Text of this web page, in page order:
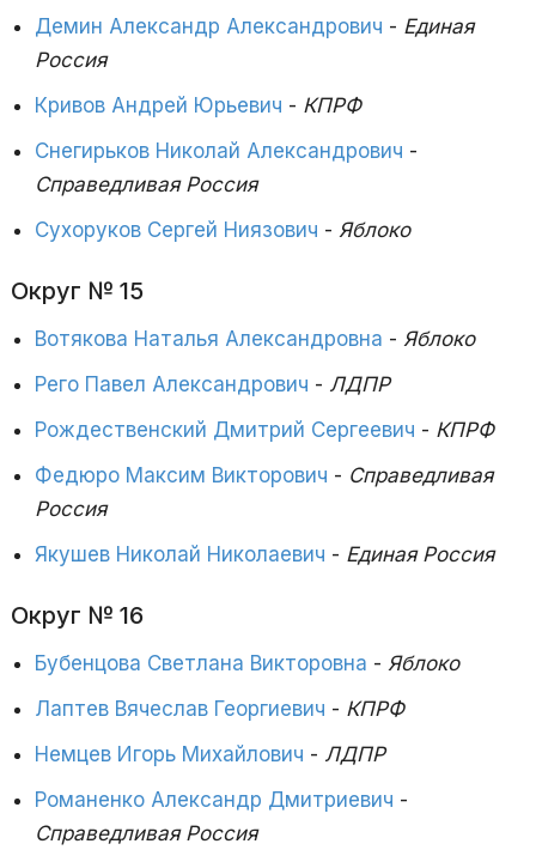
Демин Александр Александрович - Единая
Россия
Кривов Андрей Юрьевич - КПРФ
Снегирьков Николай Александрович -
Справедливая Россия
Сухоруков Сергей Ниязович - Яблоко
Округ № 15
Вотякова Наталья Александровна - Яблоко
Рего Павел Александрович - ЛДПР
Рождественский Дмитрий Сергеевич - КПРФ
Федюро Максим Викторович - Справедливая
Россия
Якушев Николай Николаевич - Единая Россия
Округ № 16
Бубенцова Светлана Викторовна - Яблоко
Лаптев Вячеслав Георгиевич - КПРФ
Немцев Игорь Михайлович - ЛДПР
Романенко Александр Дмитриевич -
Справедливая Россия